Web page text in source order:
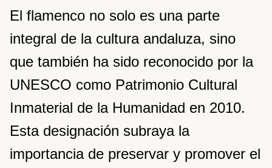
El flamenco no solo es una parte
integral de la cultura andaluza, sino
que también ha sido reconocido por la
UNESCO como Patrimonio Cultural
Inmaterial de la Humanidad en 2010.
Esta designación subraya la
importancia de preservar y promover el